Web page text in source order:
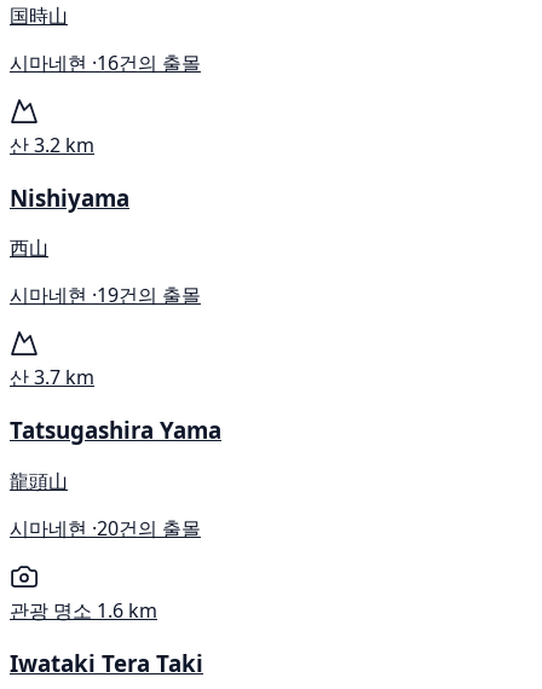
国時山
시마네현 ·16건의 출몰
산3.2 km
Nishiyama
西山
시마네현 ·19건의 출몰
산3.7 km
Tatsugashira Yama
龍頭山
시마네현 ·20건의 출몰
관광 명소 1.6 km
Iwataki Tera Taki